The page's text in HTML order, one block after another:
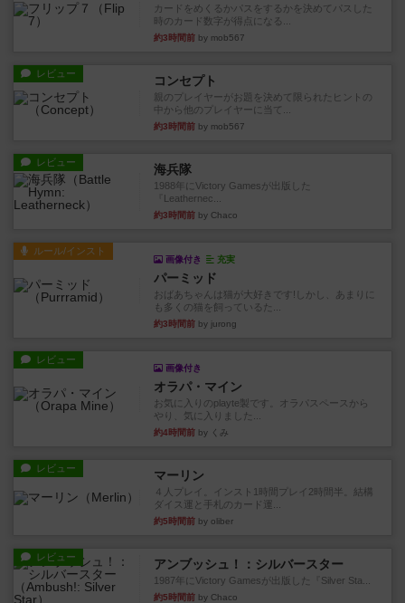
カードをめくるかパスをするかを決めてパスした
時のカード数字が得点になる...
約3時間前 by mob567
レビュー コンセプト
親のプレイヤーがお題を決めて限られたヒントの
中から他のプレイヤーに当て...
約3時間前 by mob567
レビュー 海兵隊
1988年にVictory Gamesが出版した
『Leathernec...
約3時間前 by Chaco
ルール/インスト
画像付き 充実
パーミッド
おばあちゃんは猫が大好きです!しかし、あまりに
も多くの猫を飼っているた...
約3時間前 by jurong
レビュー
画像付き
オラパ・マイン
お気に入りのplayte製です。オラパスペースから
やり、気に入りました...
約4時間前 by くみ
レビュー マーリン
４人プレイ。インスト1時間プレイ2時間半。結構
ダイス運と手札のカード運...
約5時間前 by oliber
レビュー アンブッシュ！：シルバースター
1987年にVictory Gamesが出版した『Silver Sta...
約5時間前 by Chaco